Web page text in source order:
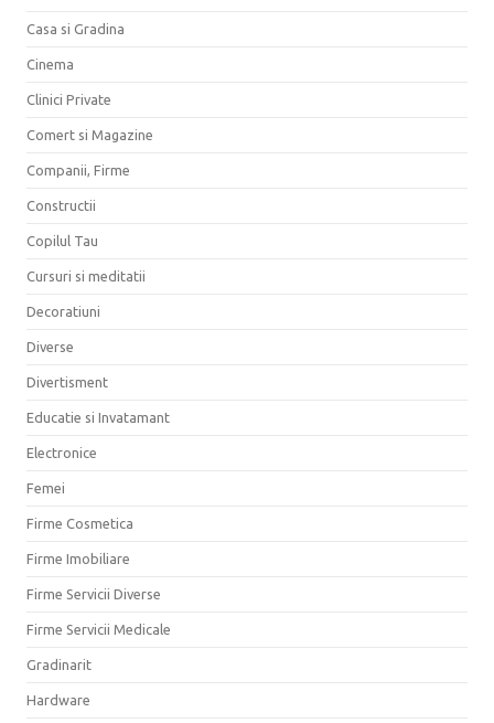
Casa si Gradina
Cinema
Clinici Private
Comert si Magazine
Companii, Firme
Constructii
Copilul Tau
Cursuri si meditatii
Decoratiuni
Diverse
Divertisment
Educatie si Invatamant
Electronice
Femei
Firme Cosmetica
Firme Imobiliare
Firme Servicii Diverse
Firme Servicii Medicale
Gradinarit
Hardware